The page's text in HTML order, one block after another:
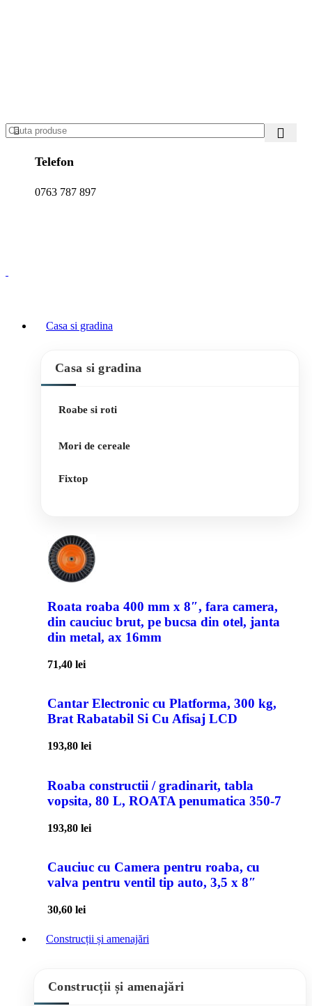
Telefon
0763 787 897
Casa si gradina
Casa si gradina
Roabe si roti
Mori de cereale
Fixtop
Roata roaba 400 mm x 8″, fara camera,
din cauciuc brut, pe bucsa din otel, janta
din metal, ax 16mm
71,40 lei
Cantar Electronic cu Platforma, 300 kg,
Brat Rabatabil Si Cu Afisaj LCD
193,80 lei
Roaba constructii / gradinarit, tabla
vopsita, 80 L, ROATA penumatica 350-7
193,80 lei
Cauciuc cu Camera pentru roaba, cu
valva pentru ventil tip auto, 3,5 x 8″
30,60 lei
Construcții și amenajări
Construcții și amenajări